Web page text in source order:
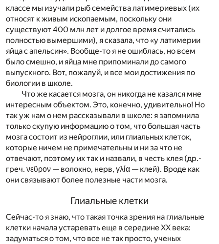
классе мы изучали рыб семейства латимериевых (их
относят к живым ископаемым, поскольку они
существуют 400 млн лет и долгое время считались
полностью вымершими), я сказала, что «у латимерии
яйца с апельсин». Вообще-то я не ошиблась, но всем
было смешно, и яйца мне припоминали до самого
выпускного. Вот, пожалуй, и все мои достижения по
биологии в школе.
Что же касается мозга, он никогда не казался мне
интересным объектом. Это, конечно, удивительно! Но
так уж нам о нем рассказывали в школе: я запомнила
только скупую информацию о том, что большая часть
мозга состоит из нейроглии, или глиальных клеток,
которые ничем не примечательны и ни за что не
отвечают, поэтому их так и назвали, в честь клея (др.-
греч. νεῦρον — волокно, нерв, γλία — клей). Вроде как
они связывают более полезные части мозга.
Глиальные клетки
Сейчас-то я знаю, что такая точка зрения на глиальные
клетки начала устаревать еще в середине ХХ века:
задуматься о том, что все не так просто, ученых